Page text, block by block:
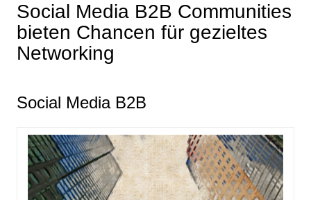
Social Media B2B Communities
bieten Chancen für gezieltes
Networking
Social Media B2B